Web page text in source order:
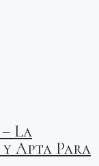
La
Apta Para